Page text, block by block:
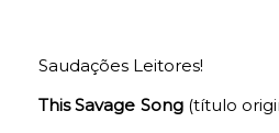
Saudações Leitores!
This Savage Song(título